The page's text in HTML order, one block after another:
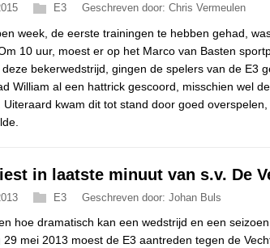
E3 Geschreven door: Chris Vermeulen
week, de eerste trainingen te hebben gehad,
10 uur, moest er op het Marco van Basten
bekerwedstrijd, gingen de spelers van de E3
William al een hattrick gescoord, misschien wel
Uiteraard kwam dit tot stand door goed
in laatste minuut van s.v. De
E3 Geschreven door: Johan Buls
hoe dramatisch kan een wedstrijd en een
29 mei 2013 moest de E3 aantreden tegen de